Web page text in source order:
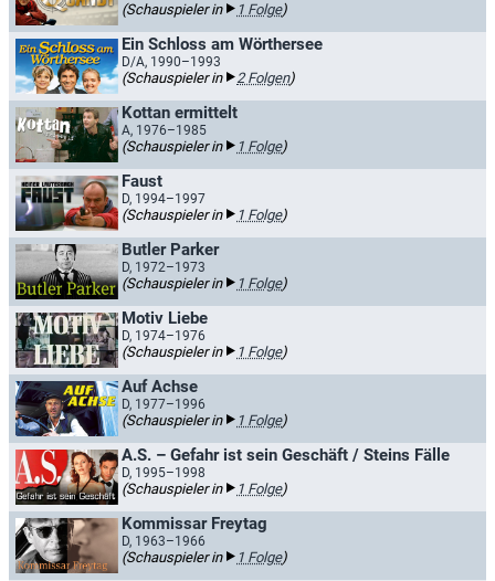
(Schauspieler in 1 Folge)
Ein Schloss am Wörthersee
D/A, 1990–1993
(Schauspieler in 2 Folgen)
Kottan ermittelt
A, 1976–1985
(Schauspieler in 1 Folge)
Faust
D, 1994–1997
(Schauspieler in 1 Folge)
Butler Parker
D, 1972–1973
(Schauspieler in 1 Folge)
Motiv Liebe
D, 1974–1976
(Schauspieler in 1 Folge)
Auf Achse
D, 1977–1996
(Schauspieler in 1 Folge)
A.S. – Gefahr ist sein Geschäft / Steins Fälle
D, 1995–1998
(Schauspieler in 1 Folge)
Kommissar Freytag
D, 1963–1966
(Schauspieler in 1 Folge)